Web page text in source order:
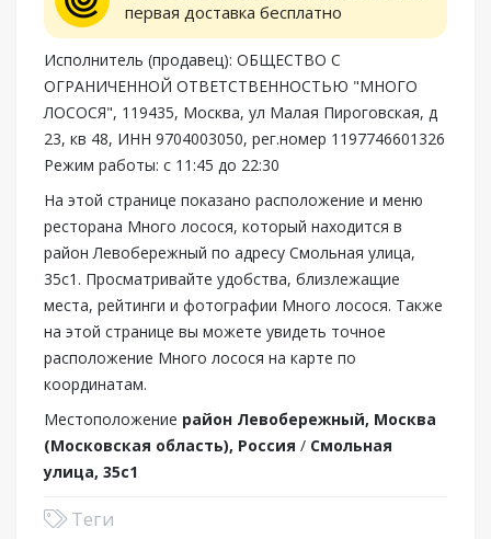
первая доставка бесплатно
Исполнитель (продавец): ОБЩЕСТВО С
ОГРАНИЧЕННОЙ ОТВЕТСТВЕННОСТЬЮ "МНОГО
ЛОСОСЯ", 119435, Москва, ул Малая Пироговская, д
23, кв 48, ИНН 9704003050, рег.номер 1197746601326
Режим работы: с 11:45 до 22:30
На этой странице показано расположение и меню
ресторана Много лосося, который находится в
район Левобережный по адресу Смольная улица,
35с1. Просматривайте удобства, близлежащие
места, рейтинги и фотографии Много лосося. Также
на этой странице вы можете увидеть точное
расположение Много лосося на карте по
координатам.
Местоположение район Левобережный, Москва
(Московская область), Россия / Смольная
улица, 35с1
Теги